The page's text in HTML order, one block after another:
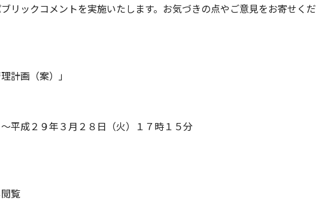
リックコメントを実施いたします。お気づきの点やご意見をお寄せくだ
計画（案）」
平成２９年３月２８日（火）１７時１５分
覧